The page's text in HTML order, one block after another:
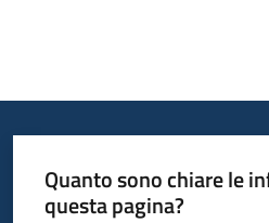
Quanto sono chiare le
questa pagina?